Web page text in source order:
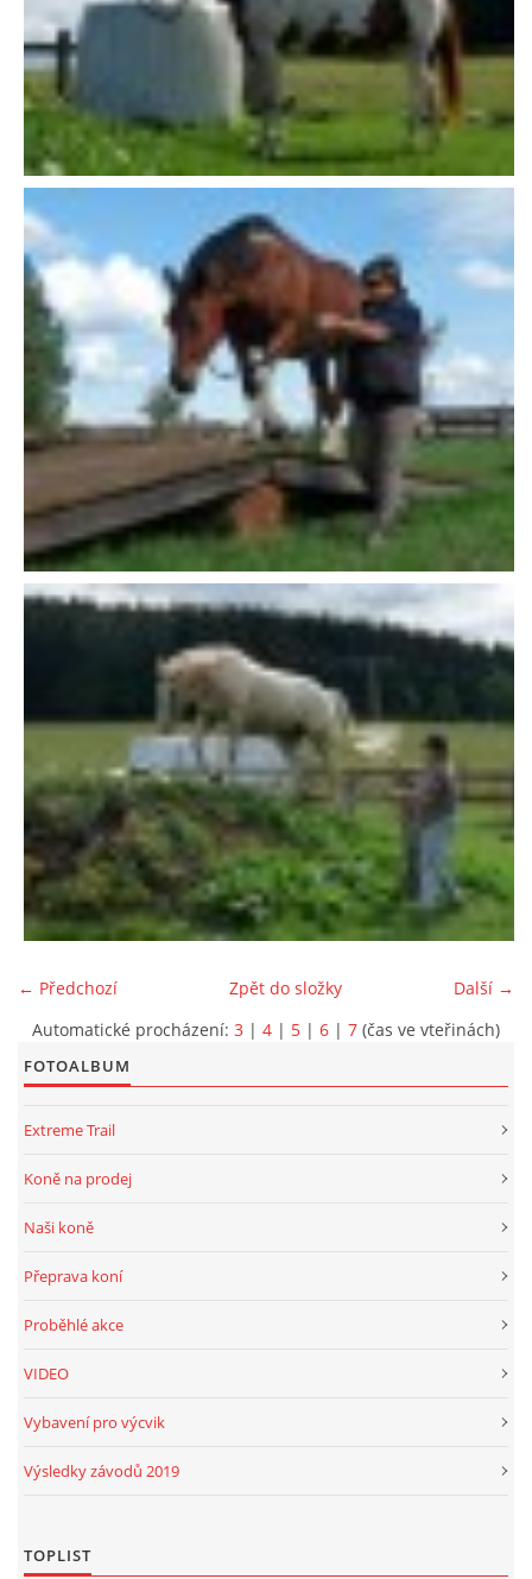
← Předchozí Další →
Zpět do složky
Automatické procházení: 3 | 4 | 5 | 6 | 7 (čas ve vteřinách)
FOTOALBUM
Extreme Trail
Koně na prodej
Naši koně
Přeprava koní
Proběhlé akce
VIDEO
Vybavení pro výcvik
Výsledky závodů 2019
TOPLIST